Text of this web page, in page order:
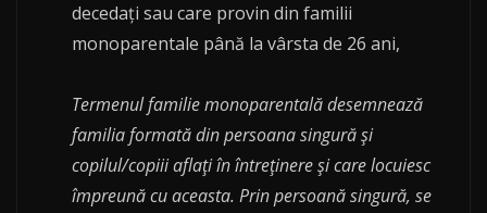
decedaţi sau care provin din familii
monoparentale până la vârsta de 26 ani,
Termenul familie monoparentală desemnează
familia formată din persoana singură şi
copilul/copiii aflaţi în întreţinere şi care locuiesc
împreună cu aceasta. Prin persoană singură, se